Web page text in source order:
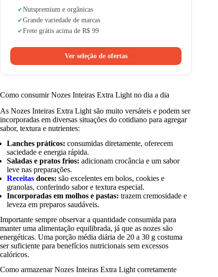
Nutspremium e orgânicas
Grande variedade de marcas
Frete grátis acima de R$ 99
Ver seleção de ofertas
Como consumir Nozes Inteiras Extra Light no dia a dia
As Nozes Inteiras Extra Light são muito versáteis e podem ser
incorporadas em diversas situações do cotidiano para agregar
sabor, textura e nutrientes:
Lanches práticos: consumidas diretamente, oferecem
saciedade e energia rápida.
Saladas e pratos frios: adicionam crocância e um sabor
leve nas preparações.
Receitas doces: são excelentes em bolos, cookies e
granolas, conferindo sabor e textura especial.
Incorporadas em molhos e pastas: trazem cremosidade e
leveza em preparos saudáveis.
Importante sempre observar a quantidade consumida para
manter uma alimentação equilibrada, já que as nozes são
energéticas. Uma porção média diária de 20 a 30 g costuma
ser suficiente para benefícios nutricionais sem excessos
calóricos.
Como armazenar Nozes Inteiras Extra Light corretamente